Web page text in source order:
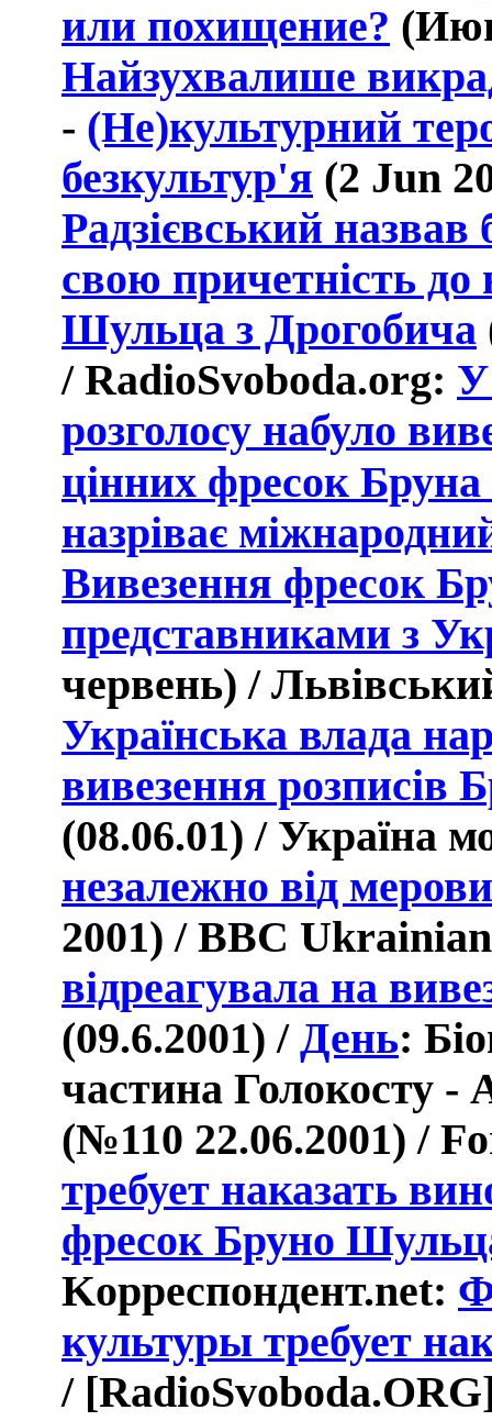
или похищение?
Найзухвалише
- (Не)культурний
безкультур'я (2 Jun
Радзієвський
свою причетність
Шульца з Дрогобича
/ RadioSvoboda.org:
розголосу набуло
цінних фресок
назріває
Вивезення фресок
представниками з
червень) /
Українська влада
вивезення розписів
(08.06.01) / Украïна
незалежно вiд
2001) / BBC Ukrainian
відреагувала на
(09.6.2001) / День:
частина Голокосту -
(№110 22.06.2001) /
требует наказать
фресок Бруно
Kорреспондент.net:
культуры требует
/ [RadioSvoboda.ORG